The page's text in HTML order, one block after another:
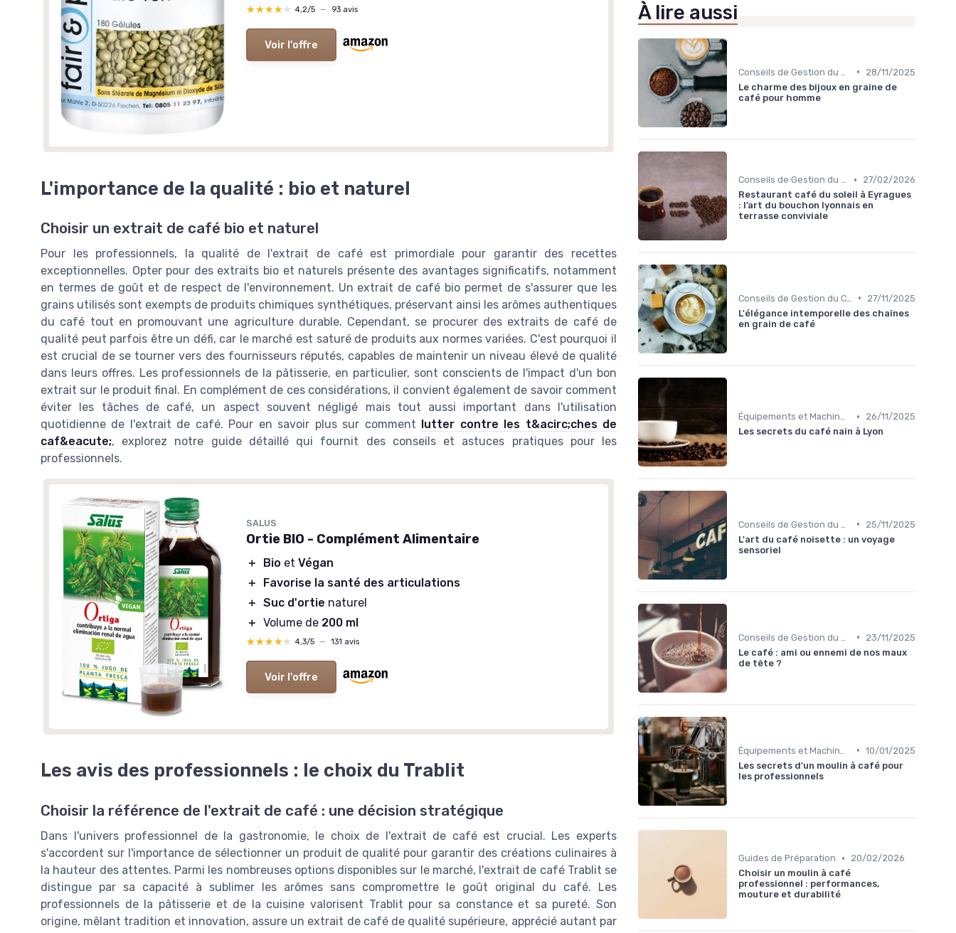
★★★★★
★★★★★ 4,2/5 — 93 avis
Voir l'offre
L'importance de la qualité : bio et naturel
Choisir un extrait de café bio et naturel
Pour les professionnels, la qualité de l'extrait de café est primordiale pour garantir des recettes
exceptionnelles. Opter pour des extraits bio et naturels présente des avantages significatifs, notamment
en termes de goût et de respect de l'environnement. Un extrait de café bio permet de s'assurer que les
grains utilisés sont exempts de produits chimiques synthétiques, préservant ainsi les arômes authentiques
du café tout en promouvant une agriculture durable. Cependant, se procurer des extraits de café de
qualité peut parfois être un défi, car le marché est saturé de produits aux normes variées. C'est pourquoi il
est crucial de se tourner vers des fournisseurs réputés, capables de maintenir un niveau élevé de qualité
dans leurs offres. Les professionnels de la pâtisserie, en particulier, sont conscients de l'impact d'un bon
extrait sur le produit final. En complément de ces considérations, il convient également de savoir comment
éviter les tâches de café, un aspect souvent négligé mais tout aussi important dans l'utilisation
quotidienne de l'extrait de café. Pour en savoir plus sur comment lutter contre les t&acirc;ches de
caf&eacute;, explorez notre guide détaillé qui fournit des conseils et astuces pratiques pour les
professionnels.
SALUS
Ortie BIO - Complément Alimentaire
＋ Bio etVégan
＋
Favorise la santé des articulations
＋ Suc d'ortie naturel
＋ Volume de 200 ml
★★★★★
★★★★★ 4,3/5 — 131 avis
Voir l'offre
Les avis des professionnels : le choix du Trablit
Choisir la référence de l'extrait de café : une décision stratégique
Dans l'univers professionnel de la gastronomie, le choix de l'extrait de café est crucial. Les experts
s'accordent sur l'importance de sélectionner un produit de qualité pour garantir des créations culinaires à
la hauteur des attentes. Parmi les nombreuses options disponibles sur le marché, l'extrait de café Trablit se
distingue par sa capacité à sublimer les arômes sans compromettre le goût original du café. Les
professionnels de la pâtisserie et de la cuisine valorisent Trablit pour sa constance et sa pureté. Son
origine, mêlant tradition et innovation, assure un extrait de café de qualité supérieure, apprécié autant par
À lire aussi
•
28/11/2025
Le charme des bijoux en graine de
café pour homme
Conseils de Gestion du Café •
27/02/2026
Restaurant café du soleil à Eyragues
: l’art du bouchon lyonnais en
terrasse conviviale
•
27/11/2025
L'élégance intemporelle des chaînes
en grain de café
Équipements et Machines CHR •
26/11/2025
Les secrets du café nain à Lyon
•
25/11/2025
L'art du café noisette : un voyage
sensoriel
•
23/11/2025
Le café : ami ou ennemi de nos maux
de tête ?
• 10/01/2025
Les secrets d'un moulin à café pour
les professionnels
Guides de Préparation •
20/02/2026
Choisir un moulin à café
professionnel : performances,
mouture et durabilité